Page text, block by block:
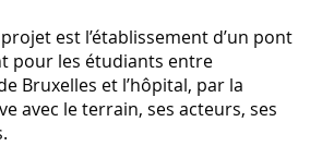
est l’établissement d’un pont
pour les étudiants entre
Bruxelles et l’hôpital, par la
avec le terrain, ses acteurs, ses